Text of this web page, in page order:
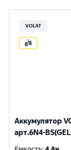
VOLAT
Аккумулятор
арт.6N4-